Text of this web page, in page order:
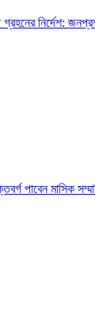
নির্দেশ:
পাবেন মাসিক